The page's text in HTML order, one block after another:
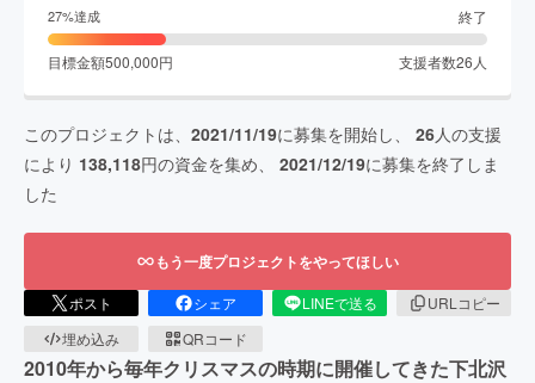
27%達成 終了
目標金額500,000円 支援者数26 人
このプロジェクトは、 2021/11/19に募集を開始し、 26人の支援
により 138,118円の資金を集め、 2021/12/19に募集を終了しま
した
もう一度プロジェクトをやってほしい
ポスト シェア LINEで送る
URLコピー
埋め込み
QRコード
2010年から毎年クリスマスの時期に開催してきた下北沢